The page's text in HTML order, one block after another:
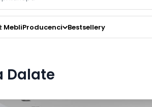
MebliProducenci Bestsellery
Dalate